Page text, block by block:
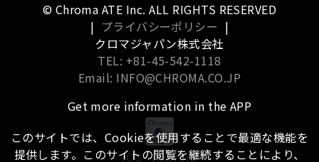
© Chroma ATE Inc. ALL RIGHTS RESERVED
| プライバシーポリシー |
クロマジャパン株式会社
TEL: +81-45-542-1118
Email: INFO@CHROMA.CO.JP
Get more information in the APP
iOS Android
このサイトでは、Cookieを使用することで最適な機能を
提供します。このサイトの閲覧を継続することにより、